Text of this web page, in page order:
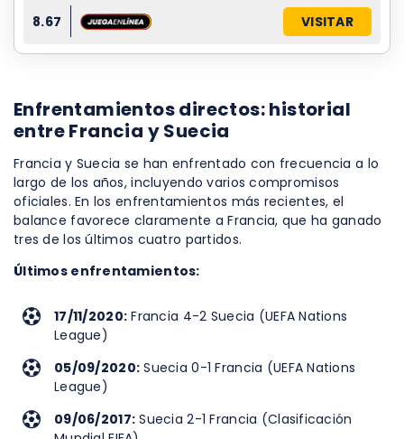
8.67 VISITAR
Enfrentamientos directos: historial
entre Francia y Suecia
Francia y Suecia se han enfrentado con frecuencia a lo
largo de los años, incluyendo varios compromisos
oficiales. En los enfrentamientos más recientes, el
balance favorece claramente a Francia, que ha ganado
tres de los últimos cuatro partidos.
Últimos enfrentamientos:
17/11/2020: Francia 4-2 Suecia (UEFA Nations
League)
05/09/2020: Suecia 0-1 Francia (UEFA Nations
League)
09/06/2017: Suecia 2-1 Francia (Clasificación